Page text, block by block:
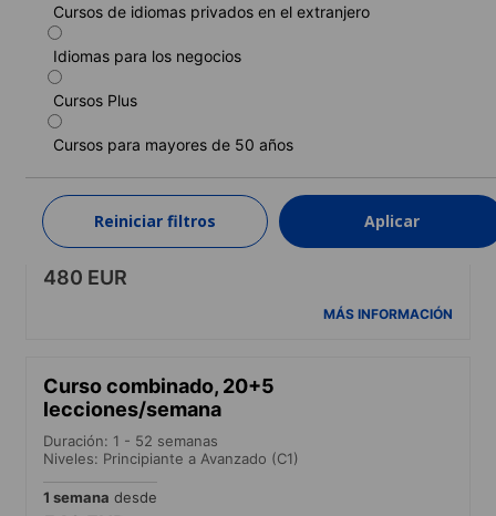
Cursos de idiomas privados en el extranjero
Idiomas para los negocios
Cursos Plus
Cursos para mayores de 50 años
Reiniciar filtros Aplicar
1 semana
340 EUR
Duración: 1 - 52 semanas
Niveles: Principiante a Avanzado (C1)
1 semanadesde
480 EUR
MÁS INFORMACIÓN
Curso combinado, 20+5
lecciones/semana
Duración: 1 - 52 semanas
Niveles: Principiante a Avanzado (C1)
1 semana desde